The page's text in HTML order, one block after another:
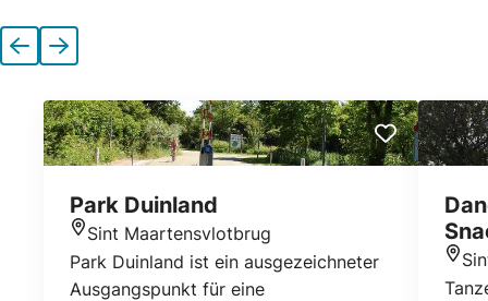
VorherigeNächste
Park Duinland
Standort
Sint Maartensvlotbrug
Park Duinland ist ein ausgezeichneter
Ausgangspunkt für eine